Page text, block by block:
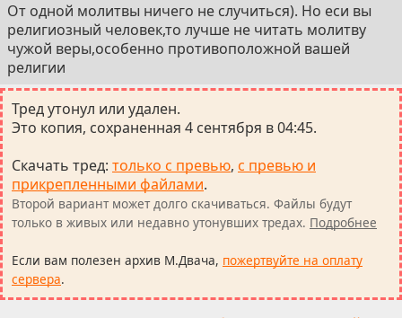
От одной молитвы ничего не случиться). Но еси вы
религиозный человек,то лучше не читать молитву
чужой веры,особенно противоположной вашей
религии
Тред утонул или удален.
Это копия, сохраненная 4 сентября в 04:45.
Скачать тред: только с превью, с превью и
прикрепленными файлами.
Второй вариант может долго скачиваться. Файлы будут
только в живых или недавно утонувших тредах. Подробнее
Если вам полезен архив М.Двача, пожертвуйте на оплату
сервера.